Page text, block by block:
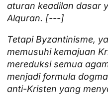
aturan keadilan dasar
Alquran. [---]
Tetapi Byzantinisme,
memusuhi kemajuan
mereduksi semua
menjadi formula
anti-Kristen yang